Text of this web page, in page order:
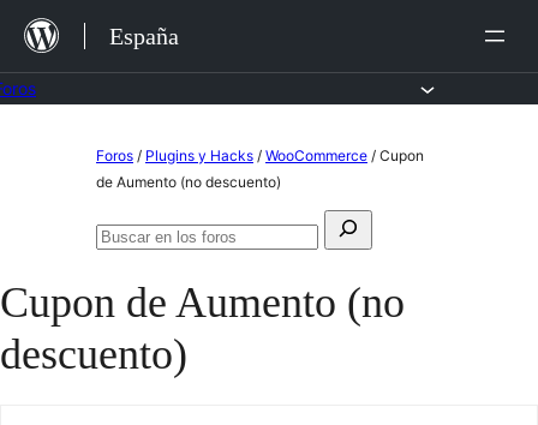
Saltar
contenido
España
Foros / Plugins y Hacks / WooCommerce / Cupon
de Aumento (no descuento)
Buscar:
Buscar
los
foros
Cupon de Aumento (no
descuento)